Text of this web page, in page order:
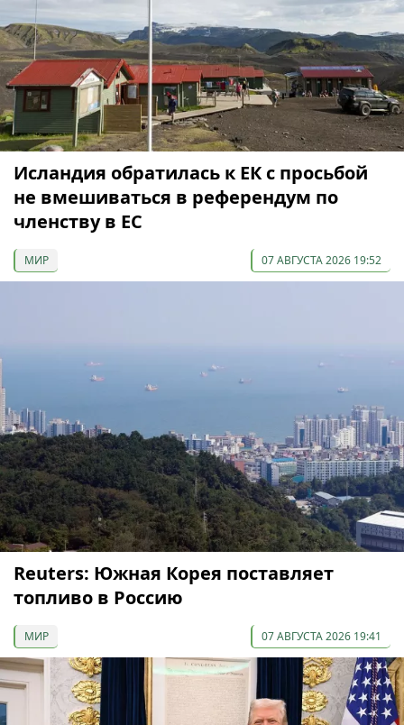
Исландия обратилась к ЕК с просьбой
не вмешиваться в референдум по
членству в ЕС
МИР 07 АВГУСТА 2026 19:52
Reuters: Южная Корея поставляет
топливо в Россию
МИР 07 АВГУСТА 2026 19:41